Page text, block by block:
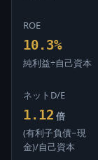
ROE
10.3%
純利益÷自己資本
ネットD/E
1.12 倍
(有利子負債−現
金)/自己資本